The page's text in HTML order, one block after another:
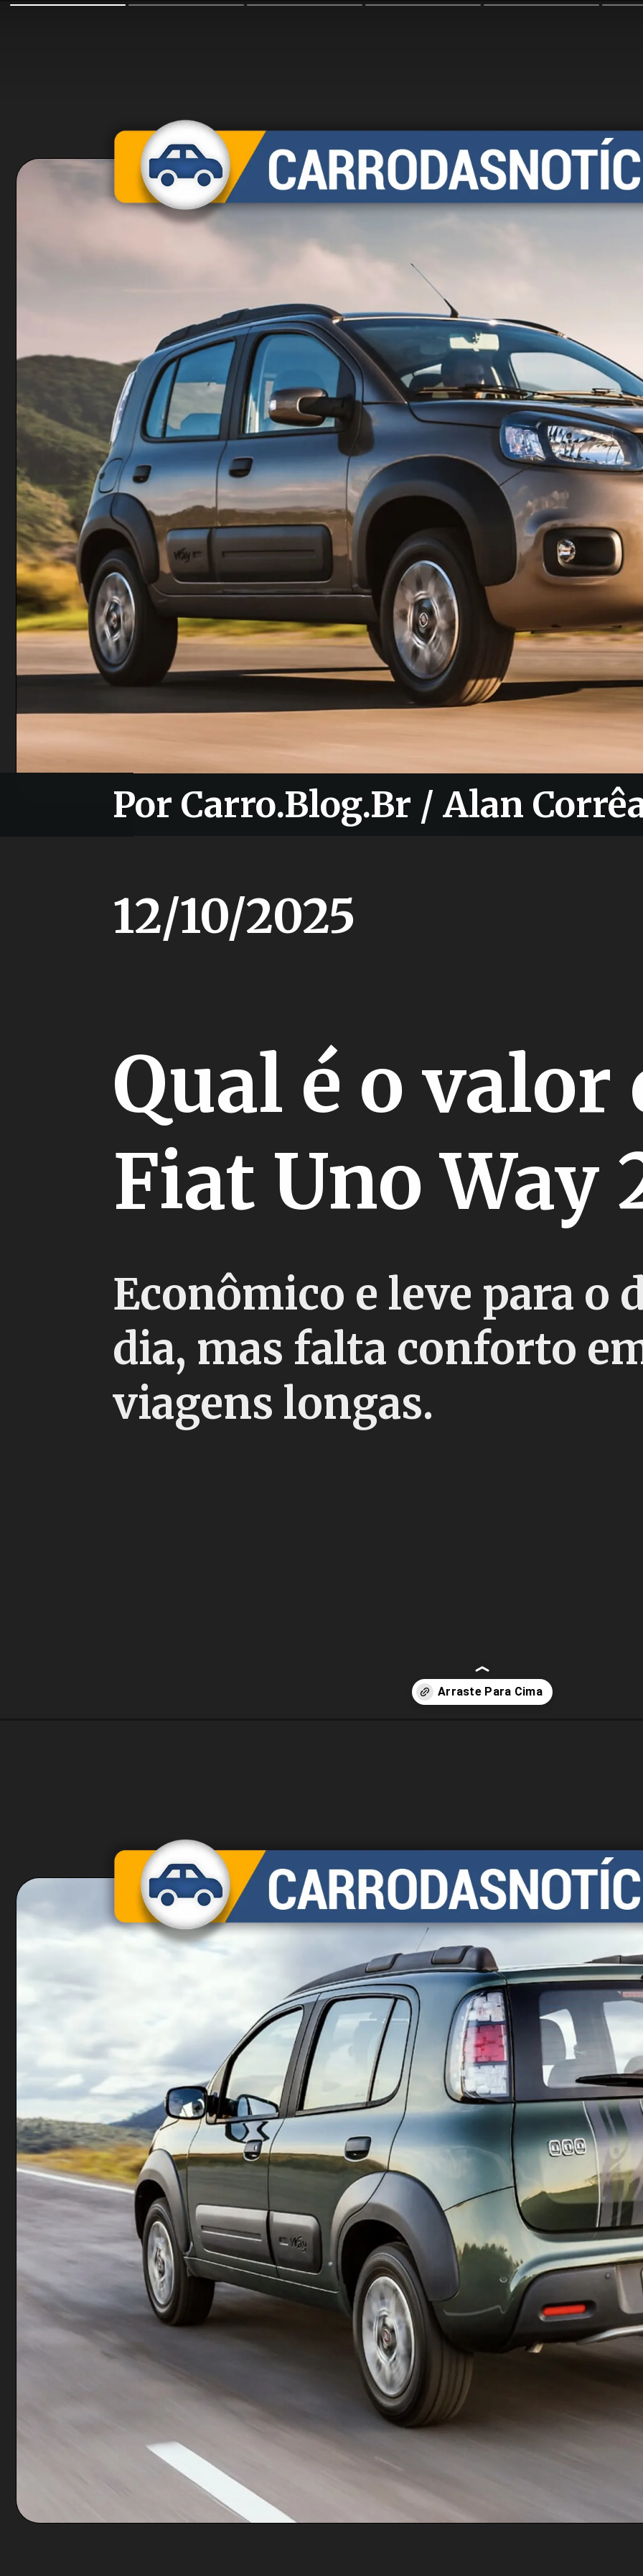
Qual é o valor
Fiat Uno Way
Por Carro.Blog.Br / Alan
Por Carro.Blog.Br / Alan
Econômico e leve para o
dia, mas falta conforto
viagens longas.
12/10/2025